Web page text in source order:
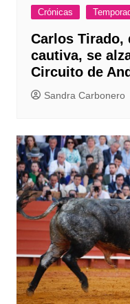
Crónicas
Carlos Tirado,
cautiva, se
Circuito de
Sandra Carbonero